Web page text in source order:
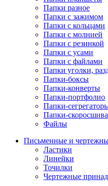
Папки разное
Папки с зажимом
Папки с кольцами
Папки с молнией
Папки с резинкой
Папки с усами
Папки с файлами
Папки уголки,
Папки-боксы
Папки-конверты
Папки-портфолио
Папки-
Папки-
Файлы
Письменные и
Ластики
Линейки
Точилки
Чертежные